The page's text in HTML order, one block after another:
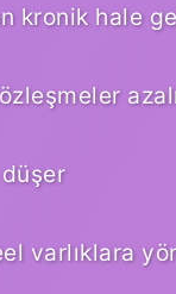
kronik hale
düşer
varlıklara